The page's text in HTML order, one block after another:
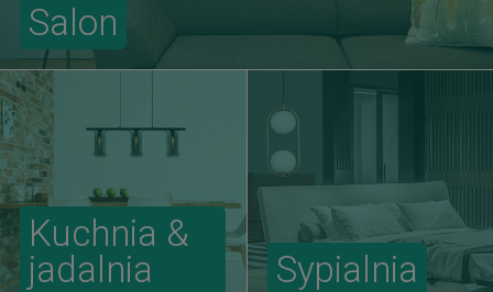
Salon
Kuchnia &
jadalnia
Sypialnia